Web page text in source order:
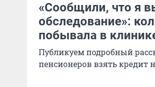
«Сообщили, что я
обследование»:
побывала в
Публикуем подробный
пенсионеров взять кредит